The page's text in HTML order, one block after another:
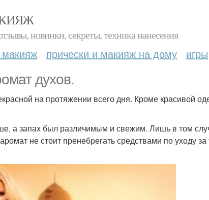
новинки, секреты, техника нанесения
макияж прически и макияж на дому игры
духов.
на протяжении всего дня. Кроме красивой
а запах был различимым и свежим. Лишь в том
не стоит пренебрегать средствами по уходу за